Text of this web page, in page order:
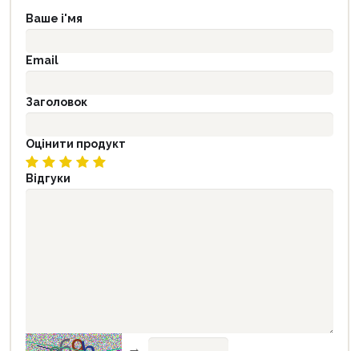
Ваше і'мя
Email
Заголовок
Оцінити продукт
Відгуки
→